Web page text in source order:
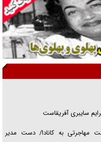
دیکنز
خواهرم فرمانده جهادی و
بگنجد!
از قوانین سخت‌گیرانه ۶ قاره در برابر یورش به پاسگاه‌های
مهاجرتی به کانادا/ دست مدیر